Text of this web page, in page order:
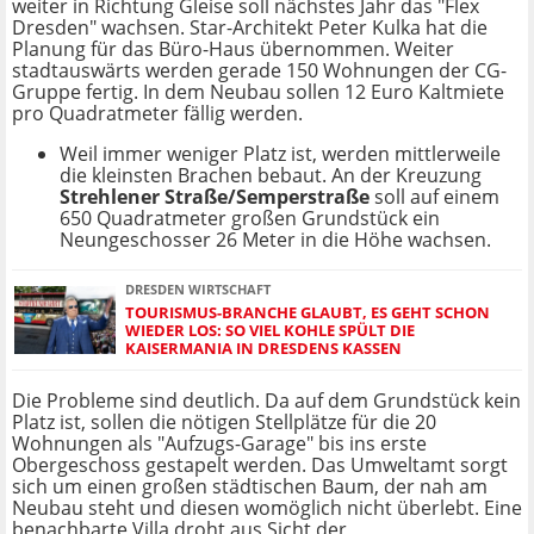
weiter in Richtung Gleise soll nächstes Jahr das "Flex
Dresden" wachsen. Star-Architekt Peter Kulka hat die
Planung für das Büro-Haus übernommen. Weiter
stadtauswärts werden gerade 150 Wohnungen der CG-
Gruppe fertig. In dem Neubau sollen 12 Euro Kaltmiete
pro Quadratmeter fällig werden.
Weil immer weniger Platz ist, werden mittlerweile
die kleinsten Brachen bebaut. An der Kreuzung
Strehlener Straße/Semperstraßesoll auf einem
650 Quadratmeter großen Grundstück ein
Neungeschosser 26 Meter in die Höhe wachsen.
DRESDEN WIRTSCHAFT
TOURISMUS-BRANCHE GLAUBT, ES GEHT SCHON
WIEDER LOS: SO VIEL KOHLE SPÜLT DIE
KAISERMANIA IN DRESDENS KASSEN
Die Probleme sind deutlich. Da auf dem Grundstück kein
Platz ist, sollen die nötigen Stellplätze für die 20
Wohnungen als "Aufzugs-Garage" bis ins erste
Obergeschoss gestapelt werden. Das Umweltamt sorgt
sich um einen großen städtischen Baum, der nah am
Neubau steht und diesen womöglich nicht überlebt. Eine